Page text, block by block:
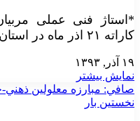
*استاژ فنی عملی
کاراته ۲۱ اذر ماه در استان فارس برگزار می گردد.
۱۹ آذر, ۱۳۹۳
نمایش بیشتر
صافي: مبارزه معلولين ذهني-
نخستين بار